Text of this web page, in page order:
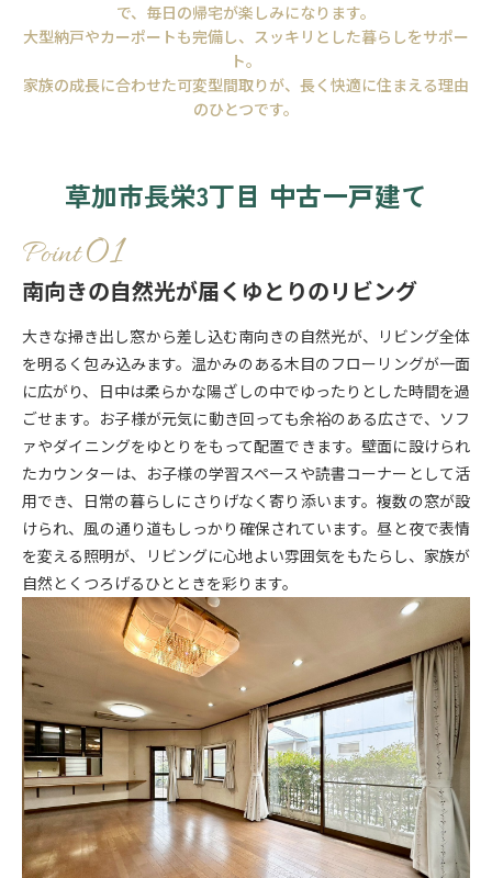
で、毎日の帰宅が楽しみになります。
大型納戸やカーポートも完備し、スッキリとした暮らしをサポー
ト。
家族の成長に合わせた可変型間取りが、長く快適に住まえる理由
のひとつです。
草加市長栄3丁目 中古一戸建て
Point
南向きの自然光が届くゆとりのリビング
大きな掃き出し窓から差し込む南向きの自然光が、リビング全体
を明るく包み込みます。温かみのある木目のフローリングが一面
に広がり、日中は柔らかな陽ざしの中でゆったりとした時間を過
ごせます。お子様が元気に動き回っても余裕のある広さで、ソフ
ァやダイニングをゆとりをもって配置できます。壁面に設けられ
たカウンターは、お子様の学習スペースや読書コーナーとして活
用でき、日常の暮らしにさりげなく寄り添います。複数の窓が設
けられ、風の通り道もしっかり確保されています。昼と夜で表情
を変える照明が、リビングに心地よい雰囲気をもたらし、家族が
自然とくつろげるひとときを彩ります。